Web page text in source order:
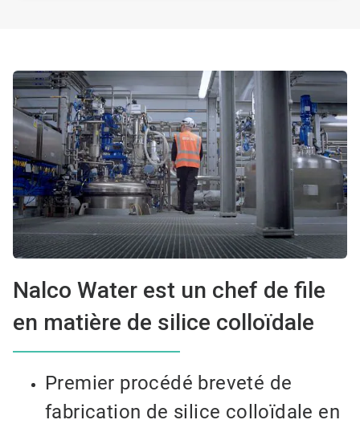
Nalco Water est un chef de file
en matière de silice colloïdale
Premier procédé breveté de
fabrication de silice colloïdale en